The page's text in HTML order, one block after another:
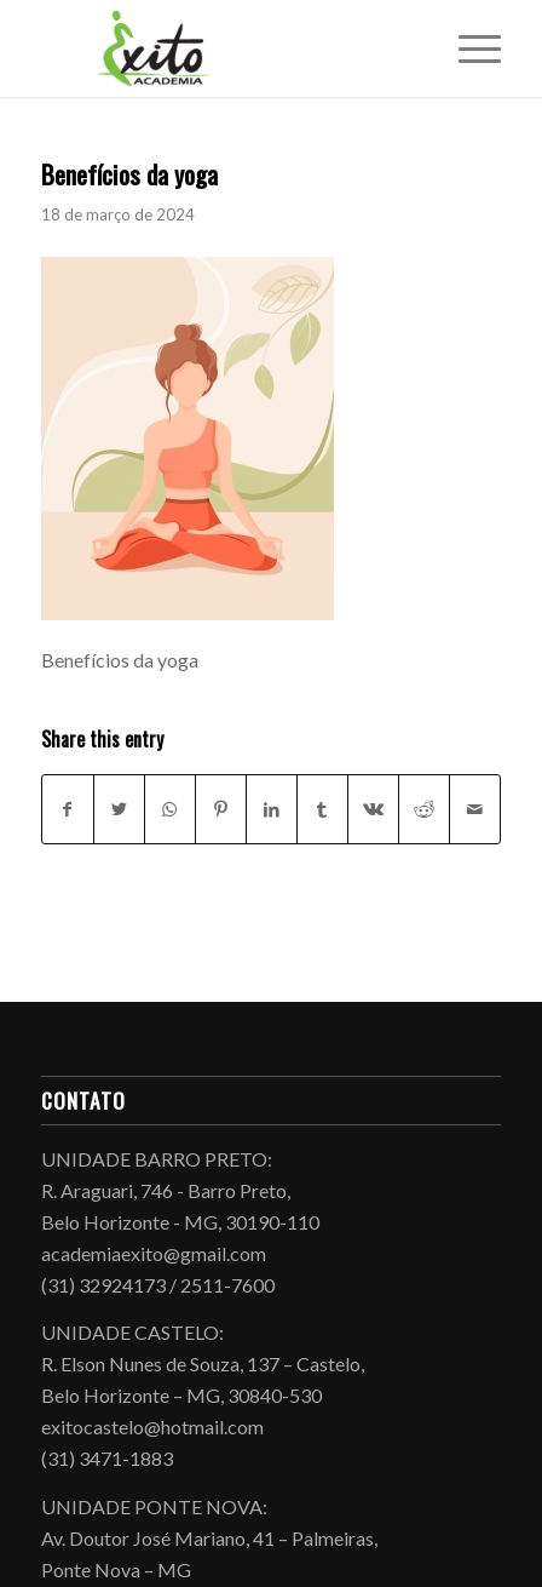
Benefícios da yoga
18 de março de 2024
Benefícios da yoga
Share this entry
CONTATO
UNIDADE BARRO PRETO:
R. Araguari, 746 - Barro Preto,
Belo Horizonte - MG, 30190-110
academiaexito@gmail.com
(31) 32924173 / 2511-7600
UNIDADE CASTELO:
R. Elson Nunes de Souza, 137 – Castelo,
Belo Horizonte – MG, 30840-530
exitocastelo@hotmail.com
(31) 3471-1883
UNIDADE PONTE NOVA:
Av. Doutor José Mariano, 41 – Palmeiras,
Ponte Nova – MG